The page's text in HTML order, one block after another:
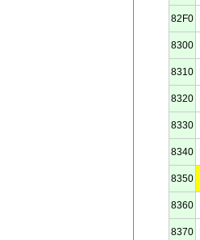
82F0
8300
8310
8320
8330
8340
8350
8360
8370